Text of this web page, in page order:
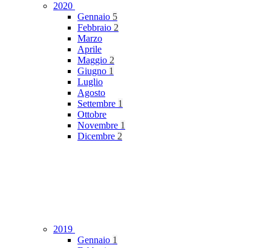
2020
Gennaio 5
Febbraio 2
Marzo
Aprile
Maggio 2
Giugno 1
Luglio
Agosto
Settembre 1
Ottobre
Novembre 1
Dicembre 2
2019
Gennaio 1